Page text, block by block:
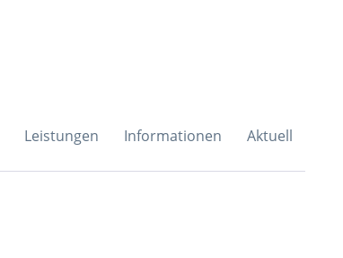
Leistungen Informationen Aktuell